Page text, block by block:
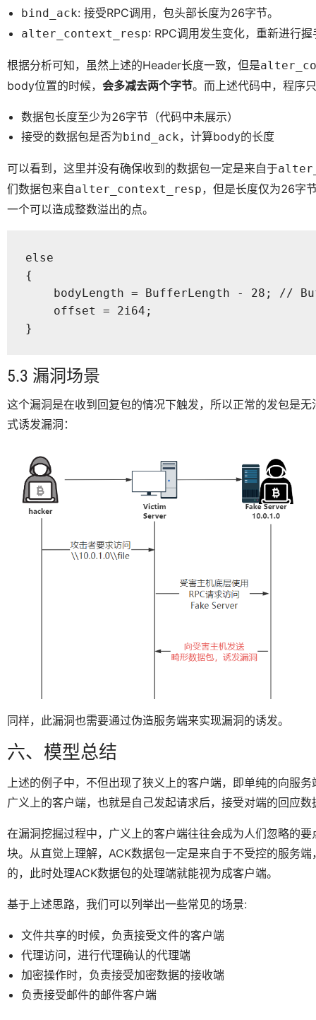
bind_ack: 接受RPC调用，包头部长度为26字节。
alter_context_resp: RPC调用发生变化，重新进行
根据分析可知，虽然上述的Header长度一致，但是
body位置的时候， 会多减去两个字节。而上述代码中，程序
数据包长度至少为26字节（代码中未展示）
接受的数据包是否为bind_ack，计算body的长度
可以看到，这里并没有确保收到的数据包一定是来自于
们数据包来自alter_context_resp，但是长度仅为26字
一个可以造成整数溢出的点。
else
{
bodyLength = BufferLength - 28; //
    offset = 2i64;
}
5.3 漏洞场景
这个漏洞是在收到回复包的情况下触发，所以正常的发包是
式诱发漏洞：
同样，此漏洞也需要通过伪造服务端来实现漏洞的诱发。
六、模型总结
上述的例子中，不但出现了狭义上的客户端，即单纯的向服
广义上的客户端，也就是自己发起请求后，接受对端的回应数
在漏洞挖掘过程中，广义上的客户端往往会成为人们忽略的
块。从直觉上理解，ACK数据包一定是来自于不受控的服务
的，此时处理ACK数据包的处理端就能视为成客户端。
基于上述思路，我们可以列举出一些常见的场景:
文件共享的时候，负责接受文件的客户端
代理访问，进行代理确认的代理端
加密操作时，负责接受加密数据的接收端
负责接受邮件的邮件客户端